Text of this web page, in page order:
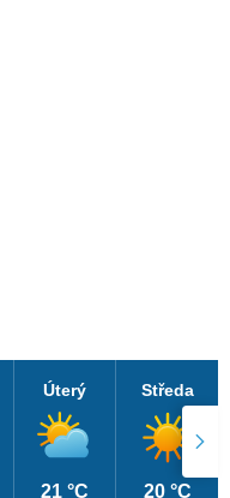
Úterý
21 °C
Středa
20 °C